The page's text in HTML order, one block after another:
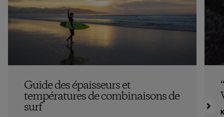
Guide des épaisseurs et
températures de combinaisons de
surf